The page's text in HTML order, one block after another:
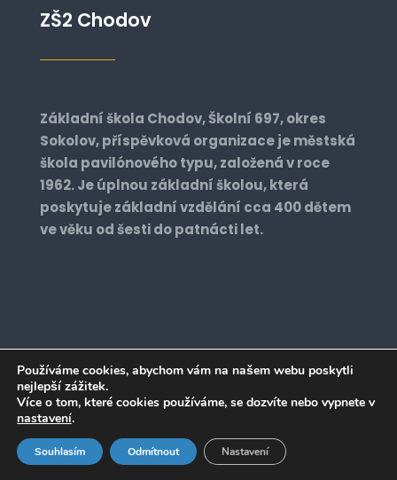
ZŠ2 Chodov
Základní škola Chodov, Školní 697, okres
Sokolov, příspěvková organizace je městská
škola pavilónového typu, založená v roce
1962. Je úplnou základní školou, která
poskytuje základní vzdělání cca 400 dětem
ve věku od šesti do patnácti let.
Realizace: 2022 © zs2chodov.cz. All Rights
Používáme cookies, abychom vám na našem webu poskytli
nejlepší zážitek.
Více o tom, které cookies používáme, se dozvíte nebo vypnete v
nastavení.
Souhlasím Odmítnout Nastavení